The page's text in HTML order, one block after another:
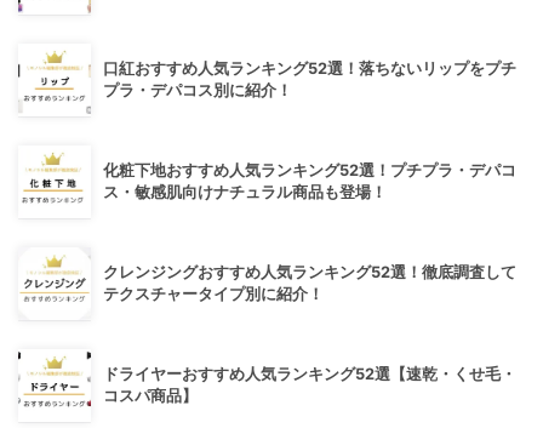
口紅おすすめ人気ランキング52選！落ちないリップをプチ
プラ・デパコス別に紹介！
化粧下地おすすめ人気ランキング52選！プチプラ・デパコ
ス・敏感肌向けナチュラル商品も登場！
クレンジングおすすめ人気ランキング52選！徹底調査して
テクスチャータイプ別に紹介！
ドライヤーおすすめ人気ランキング52選【速乾・くせ毛・
コスパ商品】